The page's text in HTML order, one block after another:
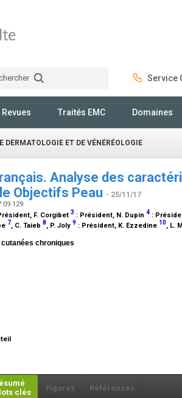
Service
Revues Traités EMC Domaines
DERMATOLOGIE ET DE VÉNÉRÉOLOGIE
Analyse des
Objectifs Peau - 25/11/17
, F. Corgibet 3 : Président, N. Dupin 4 :
7, C. Taieb 8, P. Joly 9 : Président, K. Ezzedine 10, L.
chroniques
clés
Figures Références